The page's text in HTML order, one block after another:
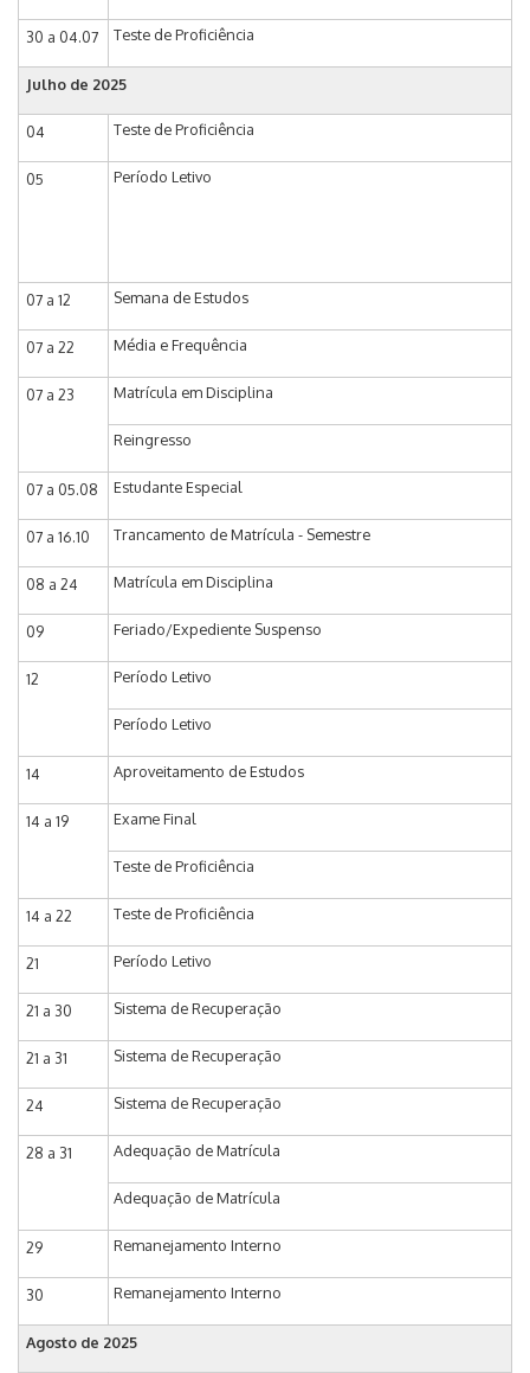
30 a 04.07 Teste de Proficiência
Julho de 2025
04 Teste de Proficiência
05 Período Letivo
07 a 12 Semana de Estudos
07 a 22 Média e Frequência
07 a 23 Matrícula em Disciplina
Reingresso
07 a 05.08 Estudante Especial
07 a 16.10 Trancamento de Matrícula - Semestre
08 a 24 Matrícula em Disciplina
09 Feriado/Expediente Suspenso
12 Período Letivo
Período Letivo
14 Aproveitamento de Estudos
14 a 19 Exame Final
Teste de Proficiência
14 a 22 Teste de Proficiência
21 Período Letivo
21 a 30 Sistema de Recuperação
21 a 31 Sistema de Recuperação
24 Sistema de Recuperação
28 a 31 Adequação de Matrícula
Adequação de Matrícula
29 Remanejamento Interno
30 Remanejamento Interno
Agosto de 2025